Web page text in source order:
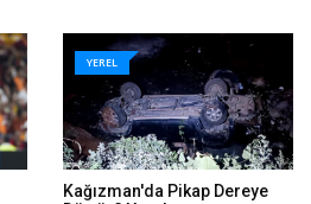
YEREL
Kağızman'da Pikap Dereye